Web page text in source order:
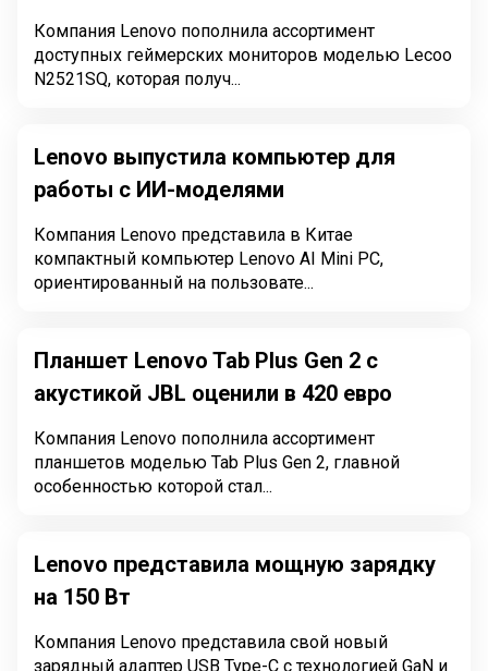
Компания Lenovo пополнила ассортимент
доступных геймерских мониторов моделью Lecoo
N2521SQ, которая получ...
Lenovo выпустила компьютер для
работы с ИИ-моделями
Компания Lenovo представила в Китае
компактный компьютер Lenovo AI Mini PC,
ориентированный на пользовате...
Планшет Lenovo Tab Plus Gen 2 с
акустикой JBL оценили в 420 евро
Компания Lenovo пополнила ассортимент
планшетов моделью Tab Plus Gen 2, главной
особенностью которой стал...
Lenovo представила мощную зарядку
на 150 Вт
Компания Lenovo представила свой новый
зарядный адаптер USB Type-C с технологией GaN и